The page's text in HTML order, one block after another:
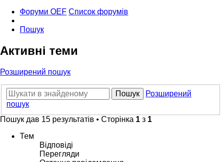
Форуми OEF Список форумів
Пошук
Активні теми
Розширений пошук
Пошук
Розширений
пошук
Пошук дав 15 результатів • Сторінка 1 з 1
Тем
Відповіді
Перегляди